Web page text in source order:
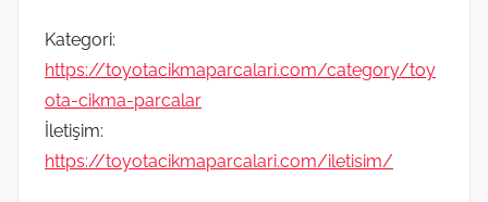
Kategori:
https://toyotacikmaparcalari.com/category/toy
ota-cikma-parcalar
İletişim:
https://toyotacikmaparcalari.com/iletisim/